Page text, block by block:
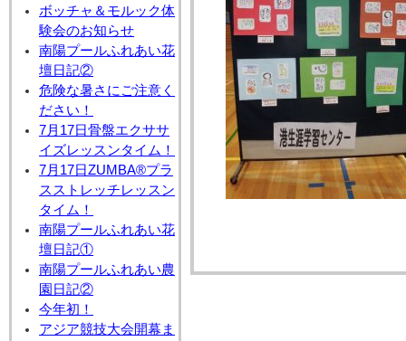
ボッチャ＆モルック体
験会のお知らせ
南陽プールふれあい花
壇日記②
危険な暑さにご注意く
ださい！
7月17日骨盤エクササ
イズレッスンタイム！
7月17日ZUMBA®プラ
スストレッチレッスン
タイム！
南陽プールふれあい花
壇日記①
南陽プールふれあい農
園日記②
今年初！
アジア競技大会開幕ま